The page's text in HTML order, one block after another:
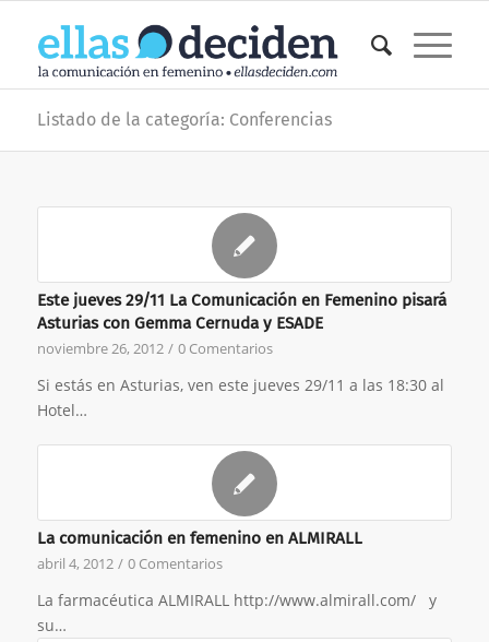
Listado de la categoría: Conferencias
Este jueves 29/11 La Comunicación en Femenino pisará
Asturias con Gemma Cernuda y ESADE
noviembre 26, 2012 / 0 Comentarios
Si estás en Asturias, ven este jueves 29/11 a las 18:30 al
Hotel…
La comunicación en femenino en ALMIRALL
abril 4, 2012 / 0 Comentarios
La farmacéutica ALMIRALL http://www.almirall.com/ y
su…